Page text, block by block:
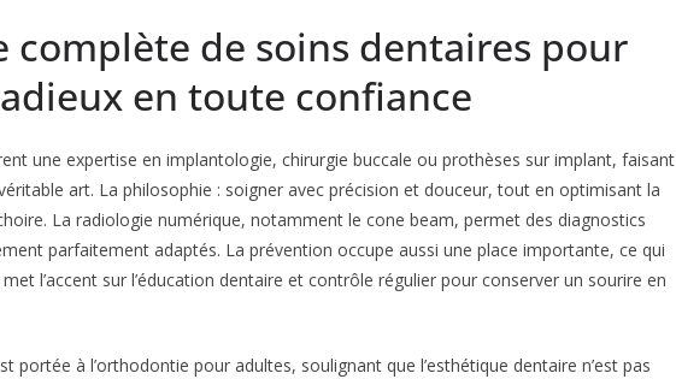
complète de soins dentaires pour
en toute confiance
une expertise en implantologie, chirurgie buccale ou prothèses sur implant, faisant
art. La philosophie : soigner avec précision et douceur, tout en optimisant la
La radiologie numérique, notamment le cone beam, permet des diagnostics
parfaitement adaptés. La prévention occupe aussi une place importante, ce qui
l’accent sur l’éducation dentaire et contrôle régulier pour conserver un sourire en
portée à l’orthodontie pour adultes, soulignant que l’esthétique dentaire n’est pas